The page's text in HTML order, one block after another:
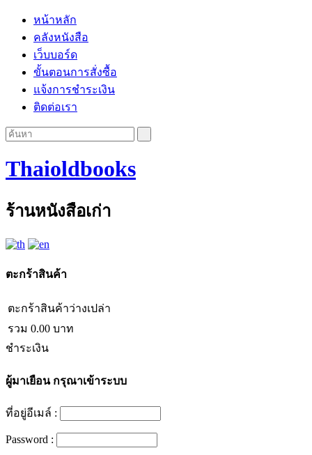
หน้าหลัก
คลังหนังสือ
เว็บบอร์ด
ขั้นตอนการสั่งซื้อ
แจ้งการชำระเงิน
ติดต่อเรา
Thaioldbooks
ร้านหนังสือเก่า
ตะกร้าสินค้า
ตะกร้าสินค้าว่างเปล่า
รวม 0.00 บาท
ชำระเงิน
ผู้มาเยือนกรุณาเข้าระบบ
ที่อยู่อีเมล์ :
Password :